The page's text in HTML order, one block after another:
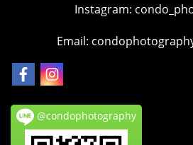
Instagram:
Email:
@condophotography